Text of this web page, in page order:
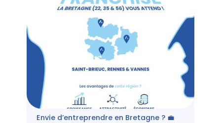
Envie d’entreprendre en Bretagne ? 💼